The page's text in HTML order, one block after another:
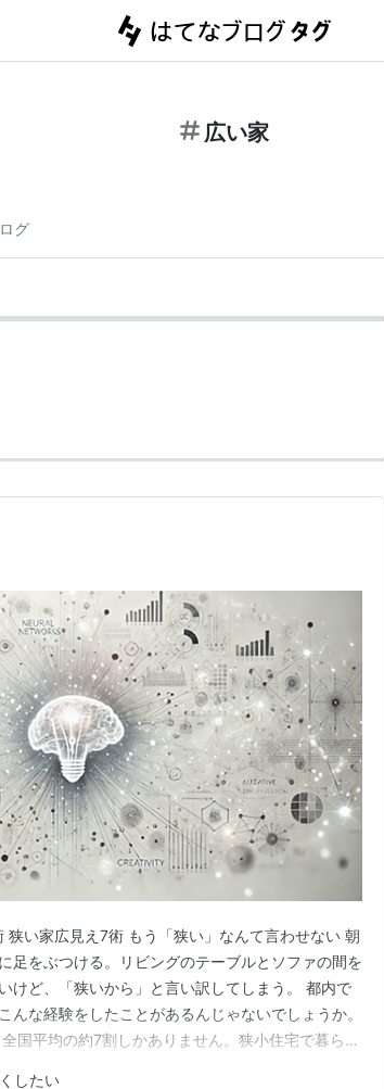
広い家
グ
い家広見え7術 もう「狭い」なんて言わせない 朝
足をぶつける。リビングのテーブルとソファの間を
けど、「狭いから」と言い訳してしまう。 都内で
んな経験をしたことがあるんじゃないでしょうか。
国平均の約7割しかありません。狭小住宅で暮らす
したい